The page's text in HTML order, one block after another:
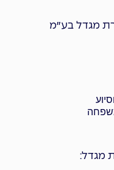
מגדל בע״מ
מגדל: